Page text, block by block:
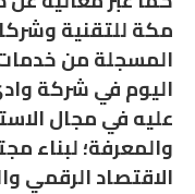
مكة للتقنية
المسجلة من
اليوم في شركة
عليه في مجال
والمعرفة؛ لبناء
الاقتصاد الرقمي